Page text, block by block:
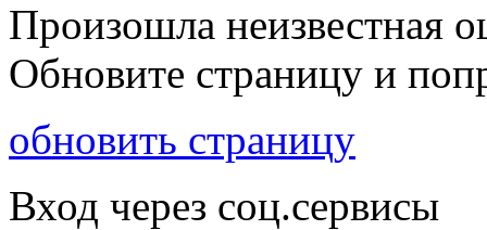
Произошла неизвестная
Обновите страницу и
обновить страницу
Вход через соц.сервисы